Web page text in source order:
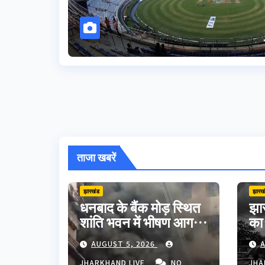
ताजा खबरें
झारखंड
धनबाद के बैंक मोड़ स्थित
शांति भवन में भीषण आग,
शॉर्ट सर्किट से मची अफरा-
तफरी; बड़ा हादसा टला
AUGUST 5, 2026
JHARKHAND LIVE
NO